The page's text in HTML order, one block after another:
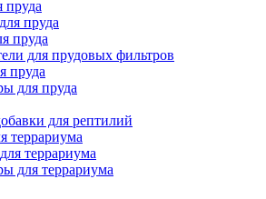
пруда
пруда
пруда
для прудовых фильтров
пруда
для пруда
для рептилий
террариума
террариума
для террариума